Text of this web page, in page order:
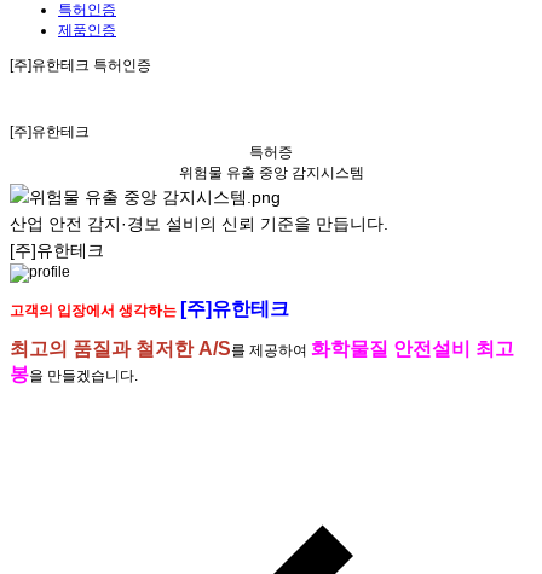
특허인증
제품인증
[주]유한테크 특허인증
[주]유한테크
특허증
위험물 유출 중앙 감지시스템
산업 안전 감지·경보 설비의 신뢰 기준을 만듭니다.
[주]유한테크
고객의 입장에서 생각하는 [주]유한테크
최고의 품질과 철저한 A/S를 제공하여 화학물질 안전설비 최고
봉을 만들겠습니다.